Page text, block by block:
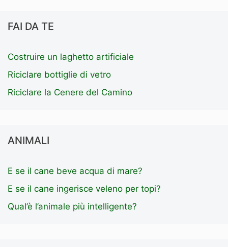
FAI DA TE
Costruire un laghetto artificiale
Riciclare bottiglie di vetro
Riciclare la Cenere del Camino
ANIMALI
E se il cane beve acqua di mare?
E se il cane ingerisce veleno per topi?
Qual’è l’animale più intelligente?